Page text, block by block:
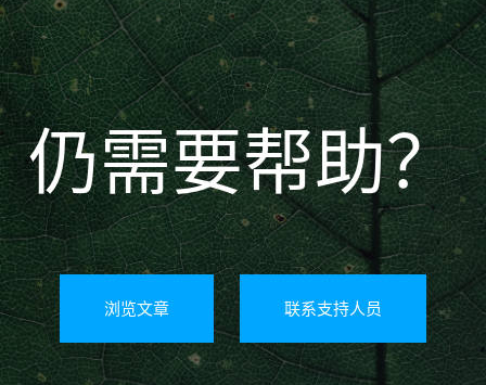
仍需要帮助？
浏览文章 联系支持人员